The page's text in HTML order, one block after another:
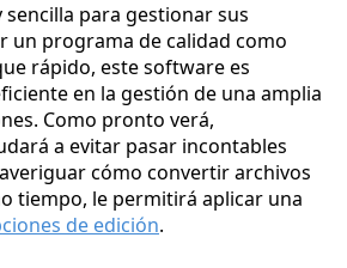
sencilla para gestionar sus
un programa de calidad como
rápido, este software es
en la gestión de una amplia
Como pronto verá,
a evitar pasar incontables
cómo convertir archivos
tiempo, le permitirá aplicar una
de edición.